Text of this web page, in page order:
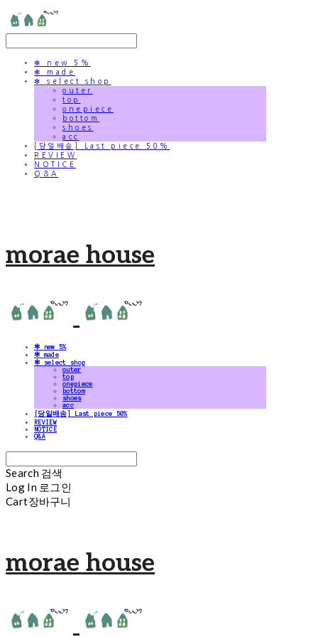
✻ new 5%
✻ made
✻ select shop
outer
top
onepiece
bottom
shoes
acc
[당일배송] Last piece 50%
REVIEW
NOTICE
Q&A
morae house
✻ new 5%
✻ made
✻ select shop
outer
top
onepiece
bottom
shoes
acc
[당일배송] Last piece 50%
REVIEW
NOTICE
Q&A
Search 검색
Log In 로그인
Cart장바구니
morae house